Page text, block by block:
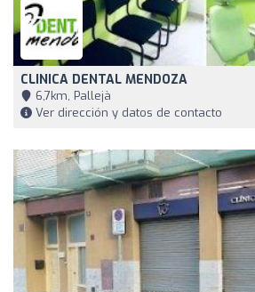
CLINICA DENTAL MENDOZA
6,7km, Pallejà
Ver dirección y datos de contacto